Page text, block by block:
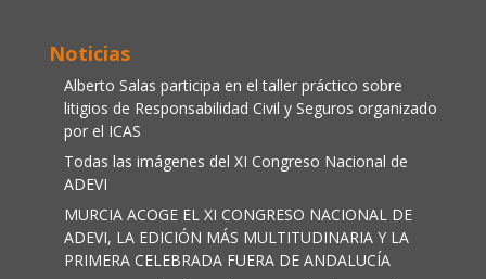
Noticias
Alberto Salas participa en el taller práctico sobre
litigios de Responsabilidad Civil y Seguros organizado
por el ICAS
Todas las imágenes del XI Congreso Nacional de
ADEVI
MURCIA ACOGE EL XI CONGRESO NACIONAL DE
ADEVI, LA EDICIÓN MÁS MULTITUDINARIA Y LA
PRIMERA CELEBRADA FUERA DE ANDALUCÍA